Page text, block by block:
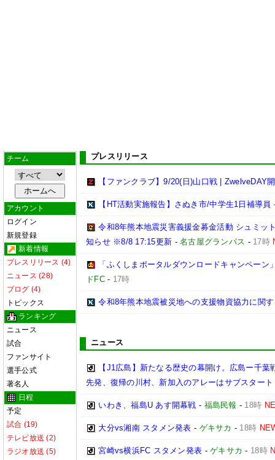
チーム
アカウント
ログイン
新規登録
新着情報
プレスリリース (4)
ニュース (28)
ブログ (4)
トピックス
ランキング
ニュース
試合
ファンサイト
選手公式
著名人
日程
予定
試合 (19)
テレビ放送 (2)
ラジオ放送 (5)
プレスリリース
【ファンクラブ】9/20(日)山口戦 | ZwelveDAY
【HT活動実施報告】さぬき市/中学生1日補導員
令和8年熊本地震災害義援金募金活動 シュミッ
知らせ ※8/8 17:15更新 -名古屋グランパス - 17時
「ふくしまポータルダウンロードキャンペーン
ドFC- 17時
令和8年熊本地震被災地への支援物資協力に関
ニュース
【J1広島】新たなる歴史の幕開け。広島ー千
先発、復帰の川村、新加入のアレーはサブスタート
いわき、福島U あす開幕戦 - 福島民報 - 18時
大分vs湘南 スタメン発表 - ゲキサカ - 18時
宮崎vs横浜FC スタメン発表 -ゲキサカ - 18時